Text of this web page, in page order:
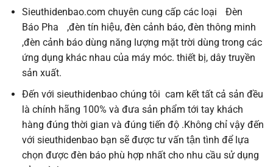
Sieuthidenbao.com chuyên cung cấp các loại
Đèn
Báo Pha
,đèn tín hiệu, đèn cảnh báo, đèn thông minh
,đèn cảnh báo dùng năng lượng mặt trời dùng trong các
ứng dụng khác nhau của máy móc. thiết bị, dây truyền
sản xuất.
Đến với sieuthidenbao chúng tôi cam kết tất cả sản đều
là chính hãng 100% và đưa sản phẩm tới tay khách
hàng đúng thời gian và đúng tiến độ .Không chỉ vậy đến
với sieuthidenbao bạn sẽ được tư vấn tận tình để lựa
chọn được đèn báo phù hợp nhất cho nhu cầu sử dụng